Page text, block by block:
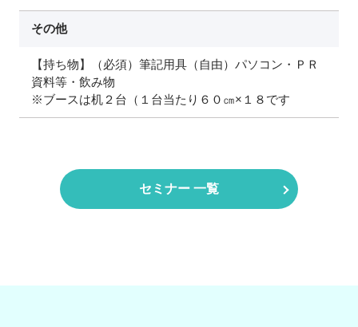
その他
【持ち物】（必須）筆記用具（自由）パソコン・ＰＲ
資料等・飲み物
※ブースは机２台（１台当たり６０㎝×１８です
セミナー 一覧